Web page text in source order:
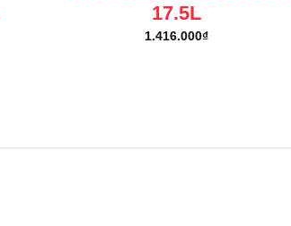
17.5L
1.416.000₫